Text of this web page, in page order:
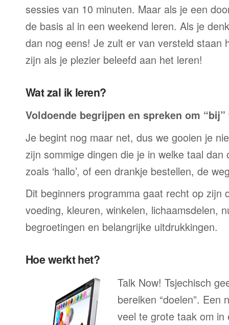
sessies van 10 minuten. Maar als je een
de basis al in een weekend leren. Als je
dan nog eens! Je zult er van versteld staan
zijn als je plezier beleefd aan het leren!
Wat zal ik leren?
Voldoende begrijpen en spreken om
Je begint nog maar net, dus we gooien je
zijn sommige dingen die je in welke taal dan
zoals ‘hallo’, of een drankje bestellen, de
Dit beginners programma gaat recht op zijn
voeding, kleuren, winkelen, lichaamsdelen,
begroetingen en belangrijke uitdrukkingen.
Hoe werkt het?
Talk Now! Tsjechisch
bereiken “doelen”. Een
veel te grote taak om